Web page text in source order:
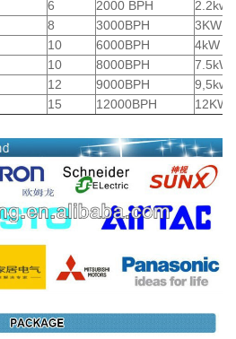
6 2000 BPH
2.2kw
8 3000BPH
3KW
10 6000BPH
4kW
10 8000BPH
7.5kW
12 9000BPH
9,5kw
15 12000BPH 12KW